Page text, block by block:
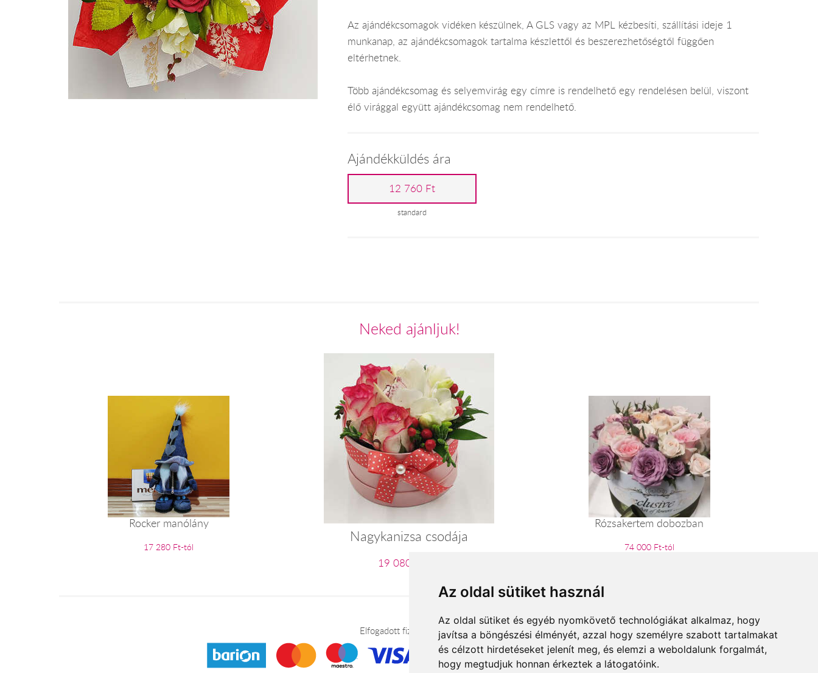
Az oldal sütiket használ
Az oldal sütiket és egyéb nyomkövető technológiákat alkalmaz, hogy
javítsa a böngészési élményét, azzal hogy személyre szabott tartalmakat
és célzott hirdetéseket jelenít meg, és elemzi a weboldalunk forgalmát,
hogy megtudjuk honnan érkeztek a látogatóink.
Az ajándékcsomagok vidéken készülnek, A GLS vagy az MPL kézbesíti, szállítási ideje 1
munkanap, az ajándékcsomagok tartalma készlettől és beszerezhetőségtől függően
eltérhetnek.
Több ajándékcsomag és selyemvirág egy címre is rendelhető egy rendelésen belül, viszont
élő virággal együtt ajándékcsomag nem rendelhető.
Ajándékküldés ára
12 760 Ft
standard
Neked ajánljuk!
Rocker manólány
17 280 Ft-tól
Nagykanizsa csodája
19 080 Ft-tól
Rózsakertem dobozban
74 000 Ft-tól
Elfogadott fizetési módok